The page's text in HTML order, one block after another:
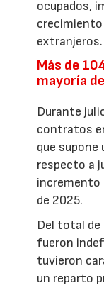
ocupados,
extranjeros.
Más de
mayoría
Durante
contratos
que supone
respecto a
incremento
de 2025.
Del total
fueron
tuvieron
un reparto